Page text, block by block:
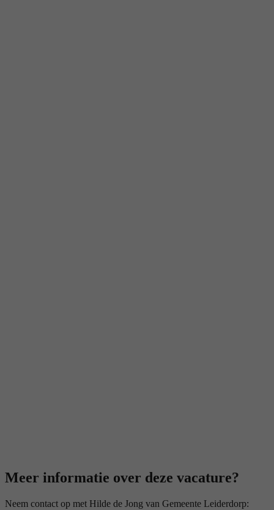
Meer informatie over deze vacature?
Neem contact op met Hilde de Jong van Gemeente Leiderdorp: